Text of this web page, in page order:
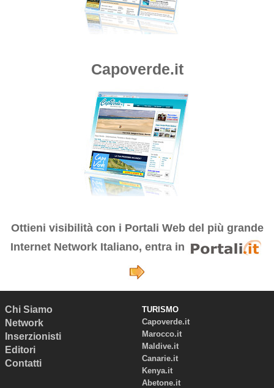
Capoverde.it
Ottieni visibilità con i Portali Web del più grande
Internet Network Italiano, entra in
Chi Siamo
Network
Inserzionisti
Editori
Contatti
TURISMO
Capoverde.it
Marocco.it
Maldive.it
Canarie.it
Kenya.it
Abetone.it